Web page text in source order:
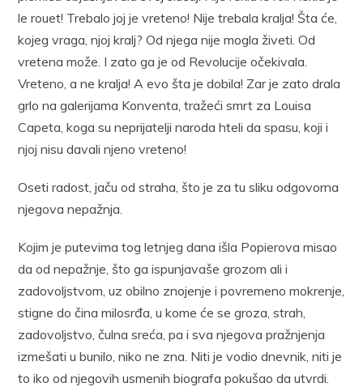
le rouet! Trebalo joj je vreteno! Nije trebala kralja! Šta će,
kojeg vraga, njoj kralj? Od njega nije mogla živeti. Od
vretena može. I zato ga je od Revolucije očekivala.
Vreteno, a ne kralja! A evo šta je dobila! Zar je zato drala
grlo na galerijama Konventa, tražeći smrt za Louisa
Capeta, koga su neprijatelji naroda hteli da spasu, koji i
njoj nisu davali njeno vreteno!
Oseti radost, jaču od straha, što je za tu sliku odgovorna
njegova nepažnja.
Kojim je putevima tog letnjeg dana išla Popierova misao
da od nepažnje, što ga ispunjavaše grozom ali i
zadovoljstvom, uz obilno znojenje i povremeno mokrenje,
stigne do čina milosrđa, u kome će se groza, strah,
zadovoljstvo, čulna sreća, pa i sva njegova pražnjenja
izmešati u bunilo, niko ne zna. Niti je vodio dnevnik, niti je
to iko od njegovih usmenih biografa pokušao da utvrdi.